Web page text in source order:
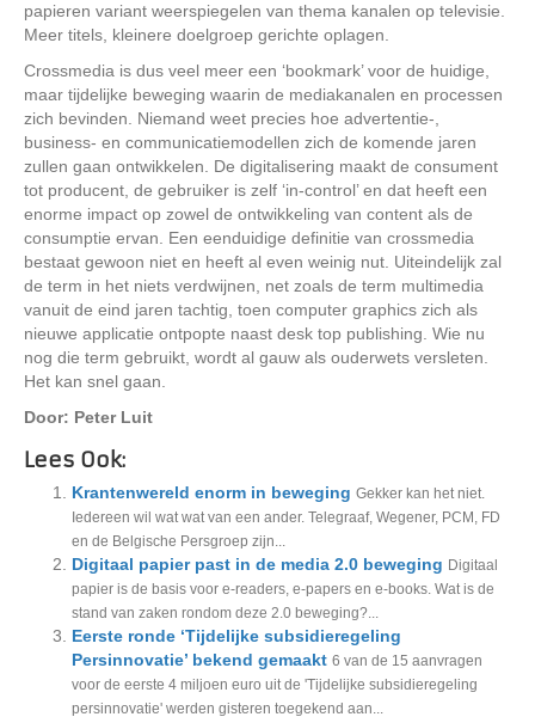
papieren variant weerspiegelen van thema kanalen op televisie.
Meer titels, kleinere doelgroep gerichte oplagen.
Crossmedia is dus veel meer een ‘bookmark’ voor de huidige,
maar tijdelijke beweging waarin de mediakanalen en processen
zich bevinden. Niemand weet precies hoe advertentie-,
business- en communicatiemodellen zich de komende jaren
zullen gaan ontwikkelen. De digitalisering maakt de consument
tot producent, de gebruiker is zelf ‘in-control’ en dat heeft een
enorme impact op zowel de ontwikkeling van content als de
consumptie ervan. Een eenduidige definitie van crossmedia
bestaat gewoon niet en heeft al even weinig nut. Uiteindelijk zal
de term in het niets verdwijnen, net zoals de term multimedia
vanuit de eind jaren tachtig, toen computer graphics zich als
nieuwe applicatie ontpopte naast desk top publishing. Wie nu
nog die term gebruikt, wordt al gauw als ouderwets versleten.
Het kan snel gaan.
Door: Peter Luit
Lees Ook:
Krantenwereld enorm in beweging Gekker kan het niet.
Iedereen wil wat wat van een ander. Telegraaf, Wegener, PCM, FD
en de Belgische Persgroep zijn...
Digitaal papier past in de media 2.0 beweging Digitaal
papier is de basis voor e-readers, e-papers en e-books. Wat is de
stand van zaken rondom deze 2.0 beweging?...
Eerste ronde ‘Tijdelijke subsidieregeling
Persinnovatie’ bekend gemaakt 6 van de 15 aanvragen
voor de eerste 4 miljoen euro uit de 'Tijdelijke subsidieregeling
persinnovatie' werden gisteren toegekend aan...